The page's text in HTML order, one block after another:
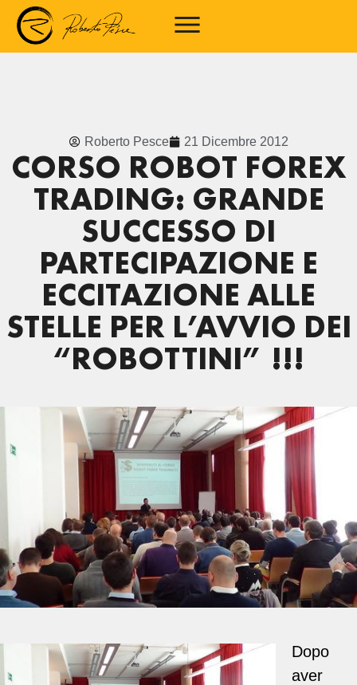
Roberto Pesce 21 Dicembre 2012
CORSO ROBOT FOREX
TRADING: GRANDE
SUCCESSO DI
PARTECIPAZIONE E
ECCITAZIONE ALLE
STELLE PER L’AVVIO DEI
“ROBOTTINI” !!!
Dopo
aver